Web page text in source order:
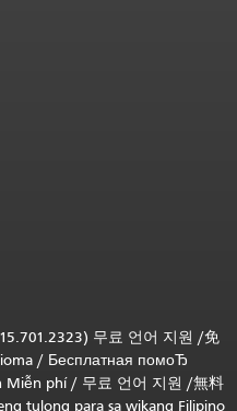
무료 언어 지원 /免
/ Бесплатная помоЂ
Miễn phí/ 무료 언어 지원 /無料
tulong para sa wikang Filipino